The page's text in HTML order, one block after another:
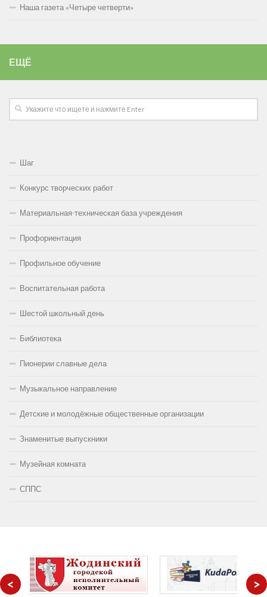
Наша газета «Четыре четверти»
ЕЩЁ
Шаг
Конкурс творческих работ
Материальная-техническая база учреждения
Профориентация
Профильное обучение
Воспитательная работа
Шестой школьный день
Библиотека
Пионерии славные дела
Музыкальное направление
Детские и молодёжные общественные организации
Знаменитые выпускники
Музейная комната
СППС
< >